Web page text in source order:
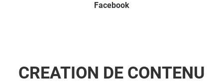
Facebook
CREATION DE CONTENU